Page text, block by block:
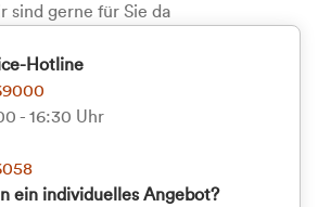
sind gerne für Sie da
Hotline
- 16:30 Uhr
ein individuelles Angebot?